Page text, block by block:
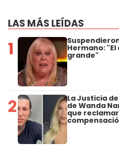
LAS MÁS LEÍDAS
1 Hermano:
grande"
2 La Justicia
de Wanda
que